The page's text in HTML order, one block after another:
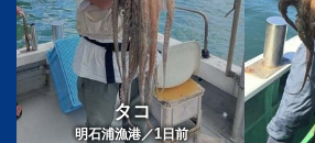
タコ
明石浦漁港／1日前